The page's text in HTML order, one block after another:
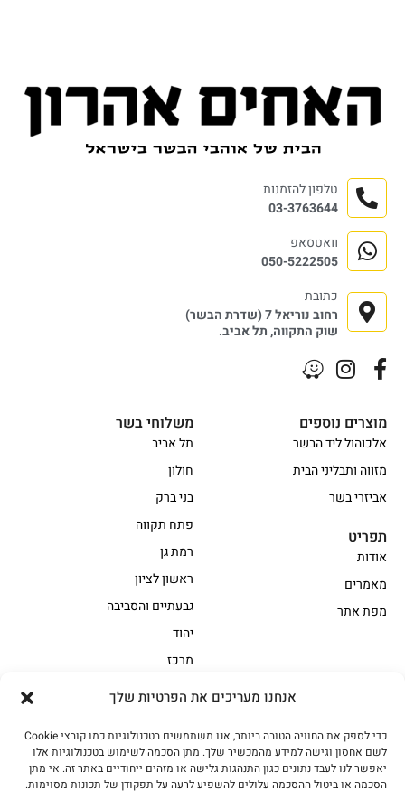
אנחנו מעריכים את הפרטיות שלך
כדי לספק את החוויה הטובה ביותר, אנו משתמשים בטכנולוגיות כמו קובצי Cookie
לשם אחסון וגישה למידע מהמכשיר שלך. מתן הסכמה לשימוש בטכנולוגיות אלו
יאפשר לנו לעבד נתונים כגון התנהגות גלישה או מזהים ייחודיים באתר זה. אי מתן
הסכמה או ביטול ההסכמה עלולים להשפיע לרעה על תפקודן של תכונות מסוימות.
אווז
בשר בקר משובח
בשר בקר עגלה משובח
בשר למעשנת
הודו
חלקים אחוריים
משלוחי בשר
תל אביב
חולון
בני ברק
פתח תקווה
רמת גן
ראשון לציון
גבעתיים והסביבה
יהוד
מרכז
מוצרים נוספים
אלכוהול ליד הבשר
מזווה ותבליני הבית
אביזרי בשר
תפריט
אודות
מאמרים
מפת אתר
טלפון להזמנות
03-3763644
וואטסאפ
050-5222505
כתובת
רחוב נוריאל 7 (שדרת הבשר)
שוק התקווה, תל אביב.